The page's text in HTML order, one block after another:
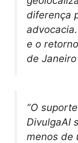
diferença
e o
de Janeiro
“O
DivulgaAI
menos de